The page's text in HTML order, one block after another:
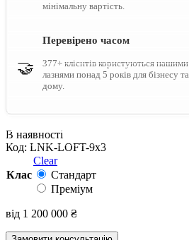
мінімальну вартість.
🤝
Перевірено часом
377+ клієнтів користуються нашими
лазнями понад 5 років для бізнесу та
дому.
В наявності
Код: LNK-LOFT-9x3
Клас
Clear
Стандарт
Преміум
від 1 200 000 ₴